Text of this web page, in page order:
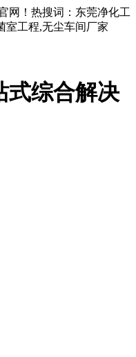
网！热搜词：东莞净化工
室工程,无尘车间厂家
式综合解决